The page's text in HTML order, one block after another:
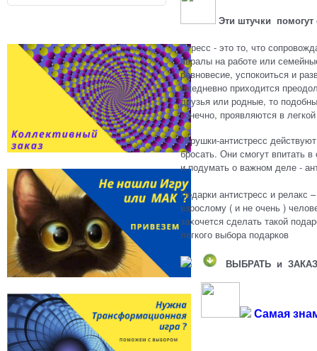
Эти штучки помогут
Стресс - это то, что
авралы на работе или
равновесие, успокоиться и
ежедневно приходится
друзья или родные, то
конечно, проявляются в
Игрушки-антистресс
бросать. Они смогут впитать
и подумать о важном деле -
Подарки антистресс и релакс
взрослому ( и не очень )
захочется сделать такой
легкого выбора подарков
ВЫБРАТЬ и
Самая